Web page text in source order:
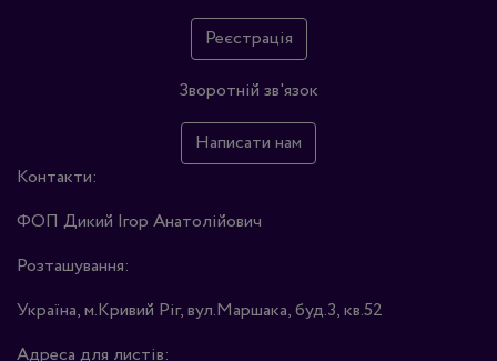
Реєстрація
Зворотній зв'язок
Написати нам
Контакти:
ФОП Дикий Ігор Анатолійович
Розташування:
Україна, м.Кривий Ріг, вул.Маршака, буд.3, кв.52
Адреса для листів: